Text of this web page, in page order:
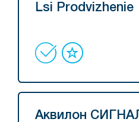
Lsi Prodvizhenie
Аквилон СИГНАЛ